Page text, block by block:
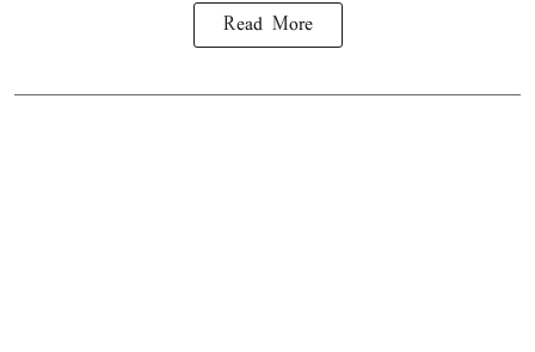
Read More